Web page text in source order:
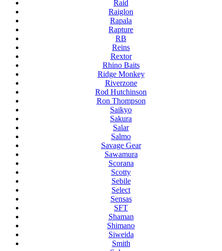
Raid
Raiglon
Rapala
Rapture
RB
Reins
Rextor
Rhino Baits
Ridge Monkey
Riverzone
Rod Hutchinson
Ron Thompson
Saikyo
Sakura
Salar
Salmo
Savage Gear
Sawamura
Scorana
Scotty
Sebile
Select
Sensas
SFT
Shaman
Shimano
Siweida
Smith